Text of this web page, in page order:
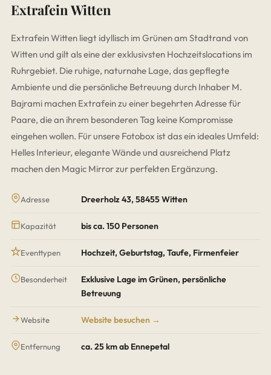
Extrafein Witten
Extrafein Witten liegt idyllisch im Grünen am Stadtrand von
Witten und gilt als eine der exklusivsten Hochzeitslocations im
Ruhrgebiet. Die ruhige, naturnahe Lage, das gepflegte
Ambiente und die persönliche Betreuung durch Inhaber M.
Bajrami machen Extrafein zu einer begehrten Adresse für
Paare, die an ihrem besonderen Tag keine Kompromisse
eingehen wollen. Für unsere Fotobox ist das ein ideales Umfeld:
Helles Interieur, elegante Wände und ausreichend Platz
machen den Magic Mirror zur perfekten Ergänzung.
Adresse Dreerholz 43, 58455 Witten
Kapazität bis ca. 150 Personen
Eventtypen Hochzeit, Geburtstag, Taufe, Firmenfeier
Besonderheit
Exklusive Lage im Grünen, persönliche
Betreuung
Website Website besuchen →
Entfernung ca. 25 km ab Ennepetal